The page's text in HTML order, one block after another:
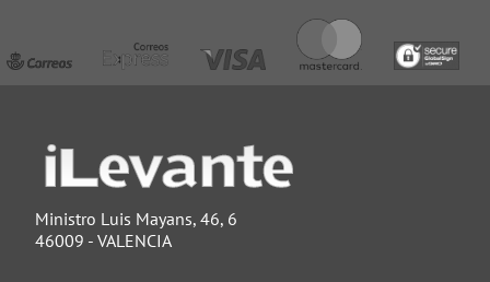
Ministro Luis Mayans, 46, 6
46009 - VALENCIA